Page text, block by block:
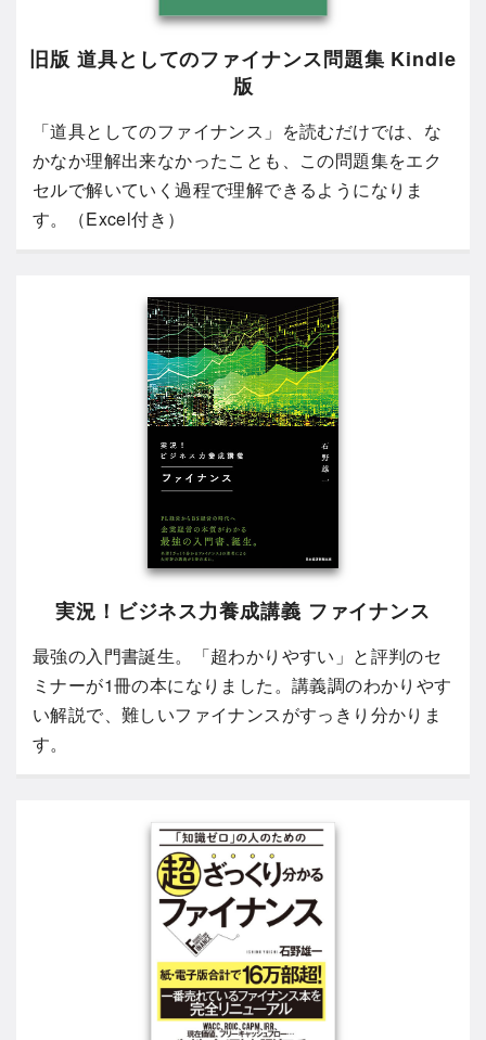
旧版 道具としてのファイナンス問題集 Kindle
版
「道具としてのファイナンス」を読むだけでは、な
かなか理解出来なかったことも、この問題集をエク
セルで解いていく過程で理解できるようになりま
す。（Excel付き）
実況！ビジネス力養成講義 ファイナンス
最強の入門書誕生。「超わかりやすい」と評判のセ
ミナーが1冊の本になりました。講義調のわかりやす
い解説で、難しいファイナンスがすっきり分かりま
す。